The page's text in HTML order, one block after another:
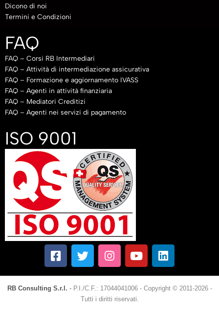
Dicono di noi
Termini e Condizioni
FAQ
FAQ – Corsi RB Intermediari
FAQ – Attività di intermediazione assicurativa
FAQ – Formazione e aggiornamento IVASS
FAQ – Agenti in attività finanziaria
FAQ – Mediatori Creditizi
FAQ – Agenti nei servizi di pagamento
ISO 9001
RB Consulting S.r.l. - P.I./C.F.: 17044041006 - Copyright © 2011-2026 -
Tutti i diritti riservati.